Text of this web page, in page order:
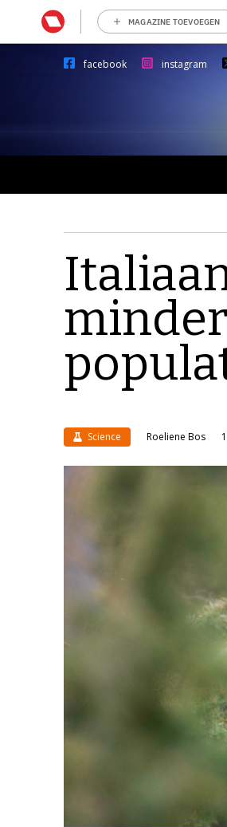
MAGAZINE TOEVOEGEN
facebook instagram
Science Roeliene Bos